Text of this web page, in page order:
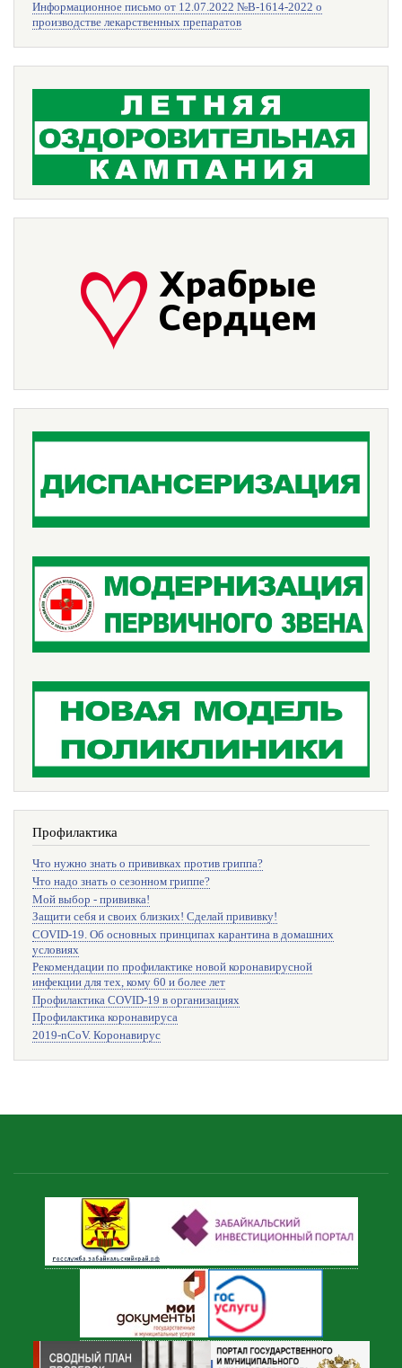
Информационное письмо от 12.07.2022 №В-1614-2022 о
производстве лекарственных препаратов
Профилактика
Что нужно знать о прививках против гриппа?
Что надо знать о сезонном гриппе?
Мой выбор - прививка!
Защити себя и своих близких! Сделай прививку!
COVID-19. Об основных принципах карантина в домашних
условиях
Рекомендации по профилактике новой коронавирусной
инфекции для тех, кому 60 и более лет
Профилактика COVID-19 в организациях
Профилактика коронавируса
2019-nCoV. Коронавирус